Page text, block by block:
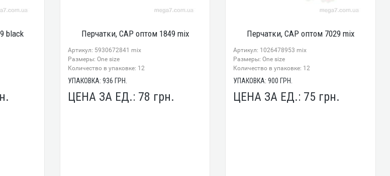
black Перчатки, CAP оптом 1849 mix
Артикул: 5930672841 mix
Размеры: One size
Количество в упаковке: 12
УПАКОВКА: 936 ГРН.
ЦЕНА ЗА ЕД.: 78 грн.
Перчатки, CAP оптом 7029 mix
Артикул: 1026478953 mix
Размеры: One size
Количество в упаковке: 12
УПАКОВКА:900 ГРН.
ЦЕНА ЗА ЕД.: 75 грн.